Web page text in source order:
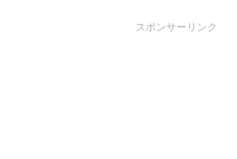
スポンサーリンク